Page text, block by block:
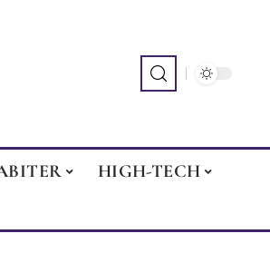
HIGH-TECH